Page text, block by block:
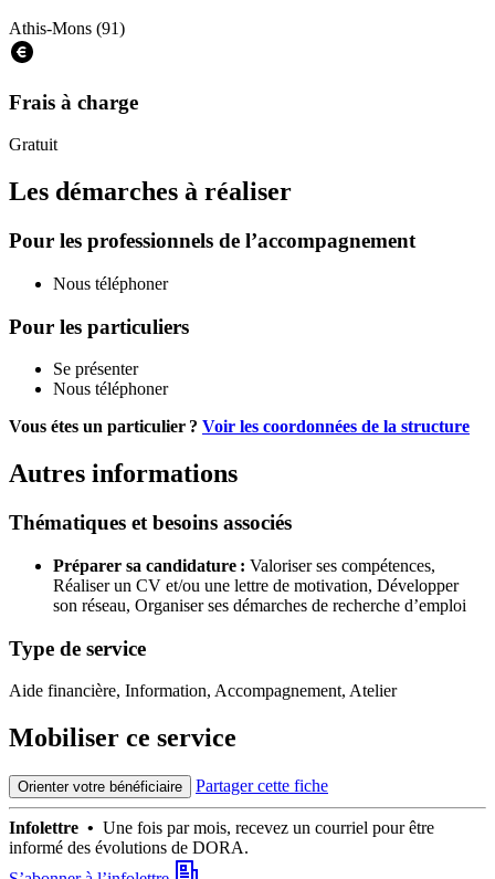
Athis-Mons (91)
Frais à charge
Gratuit
Les démarches à réaliser
Pour les professionnels de l’accompagnement
Nous téléphoner
Pour les particuliers
Se présenter
Nous téléphoner
Vous étes un particulier ? Voir les coordonnées de la structure
Autres informations
Thématiques et besoins associés
Préparer sa candidature : Valoriser ses compétences,
Réaliser un CV et/ou une lettre de motivation, Développer
son réseau, Organiser ses démarches de recherche d’emploi
Type de service
Aide financière, Information, Accompagnement, Atelier
Mobiliser ce service
Orienter votre bénéficiaire Partager cette fiche
Infolettre • Une fois par mois, recevez un courriel pour être
informé des évolutions de DORA.